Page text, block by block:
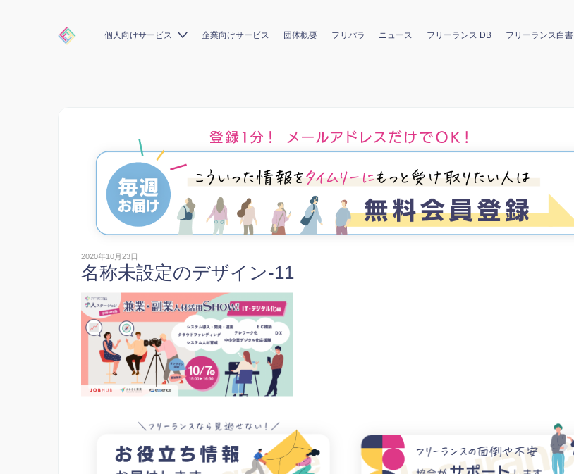
個人向けサービス 企業向けサービス 団体概要 フリパラ ニュース フリーランス DB フリーランス白書
2020年10月23日
名称未設定のデザイン-11